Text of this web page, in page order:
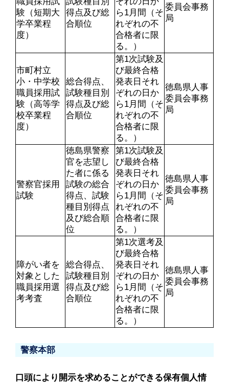
験（短期大
学卒業程
度）
得点及び総
合順位
ら1月間（そ
れぞれの不
合格者に限
る。）
委員会事務
局
市町村立
小・中学校
職員採用試
験（高等学
校卒業程
度）
総合得点、
試験種目別
得点及び総
合順位
第1次試験及
び最終合格
発表日それ
ぞれの日か
ら1月間（そ
れぞれの不
合格者に限
る。）
徳島県人事
委員会事務
局
警察官採用
試験
徳島県警察
官を志望し
た者に係る
試験の総合
得点、試験
種目別得点
及び総合順
位
第1次試験及
び最終合格
発表日それ
ぞれの日か
ら1月間（そ
れぞれの不
合格者に限
る。）
徳島県人事
委員会事務
局
障がい者を
対象とした
職員採用選
考考査
総合得点、
試験種目別
得点及び総
合順位
第1次選考及
び最終合格
発表日それ
ぞれの日か
ら1月間（そ
れぞれの不
合格者に限
る。）
徳島県人事
委員会事務
局
警察本部
口頭により開示を求めることができる保有個人情